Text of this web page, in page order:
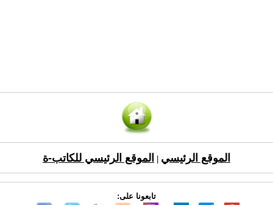
الموقع الرئيسي الموقع الرئيسي للكاتب-ة
تابعونا على: